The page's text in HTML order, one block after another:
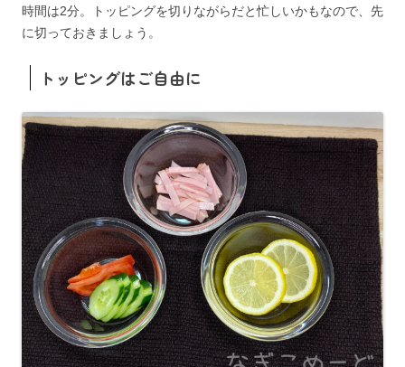
時間は2分。トッピングを切りながらだと忙しいかもなので、先
に切っておきましょう。
トッピングはご自由に